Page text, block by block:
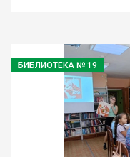
БИБЛИОТЕКА № 19